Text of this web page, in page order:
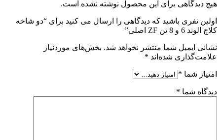
هیچ دیدگاهی برای این محصول نوشته نشده است.
اولین نفری باشید که دیدگاهی را ارسال می کنید برای “دو شاخه
کلاچ الوند 6 و 8 تن ZF اصلی”
نشانی ایمیل شما منتشر نخواهد شد. بخش‌های موردنیاز
علامت‌گذاری شده‌اند *
امتیاز شما *
دیدگاه شما *